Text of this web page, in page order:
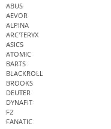
ABUS
AEVOR
ALPINA
ARC'TERYX
ASICS
ATOMIC
BARTS
BLACKROLL
BROOKS
DEUTER
DYNAFIT
F2
FANATIC